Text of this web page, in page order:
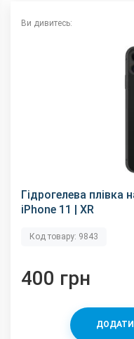
Ви дивитесь:
Гідрогелева плівка
iPhone 11 | XR
Код товару: 9843
400 грн